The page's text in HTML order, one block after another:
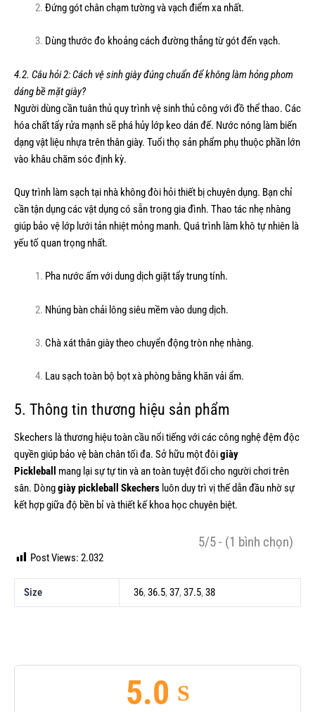
Đứng gót chân chạm tường và vạch điểm xa nhất.
Dùng thước đo khoảng cách đường thẳng từ gót đến vạch.
4.2. Câu hỏi 2: Cách vệ sinh giày đúng chuẩn để không làm hỏng phom
dáng bề mặt giày?
Người dùng cần tuân thủ quy trình vệ sinh thủ công với đồ thể thao. Các
hóa chất tẩy rửa mạnh sẽ phá hủy lớp keo dán đế. Nước nóng làm biến
dạng vật liệu nhựa trên thân giày. Tuổi thọ sản phẩm phụ thuộc phần lớn
vào khâu chăm sóc định kỳ.
Quy trình làm sạch tại nhà không đòi hỏi thiết bị chuyên dụng. Bạn chỉ
cần tận dụng các vật dụng có sẵn trong gia đình. Thao tác nhẹ nhàng
giúp bảo vệ lớp lưới tản nhiệt mỏng manh. Quá trình làm khô tự nhiên là
yếu tố quan trọng nhất.
Pha nước ấm với dung dịch giặt tẩy trung tính.
Nhúng bàn chải lông siêu mềm vào dung dịch.
Chà xát thân giày theo chuyển động tròn nhẹ nhàng.
Lau sạch toàn bộ bọt xà phòng bằng khăn vải ẩm.
5. Thông tin thương hiệu sản phẩm
Skechers là thương hiệu toàn cầu nổi tiếng với các công nghệ đệm độc
quyền giúp bảo vệ bàn chân tối đa. Sở hữu một đôigiày
Pickleball
mang lại sự tự tin và an toàn tuyệt đối cho người chơi trên
sân. Dònggiày pickleball Skechers luôn duy trì vị thế dẫn đầu nhờ sự
kết hợp giữa độ bền bỉ và thiết kế khoa học chuyên biệt.
5/5 - (1 bình chọn)
Post Views: 2.032
Size 36,36.5,37,37.5,38
5.0